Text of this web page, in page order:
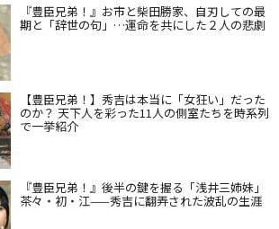
『豊臣兄弟！』お市と柴田勝家、自刃しての最
期と「辞世の句」…運命を共にした２人の悲劇
【豊臣兄弟！】秀吉は本当に「女狂い」だった
のか？ 天下人を彩った11人の側室たちを時系列
で一挙紹介
『豊臣兄弟！』後半の鍵を握る「浅井三姉妹」
茶々・初・江——秀吉に翻弄された波乱の生涯